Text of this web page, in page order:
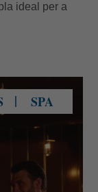
ideal per a
SPA